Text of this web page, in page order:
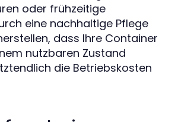
oder frühzeitige
eine nachhaltige Pflege
dass Ihre Container
nutzbaren Zustand
die Betriebskosten